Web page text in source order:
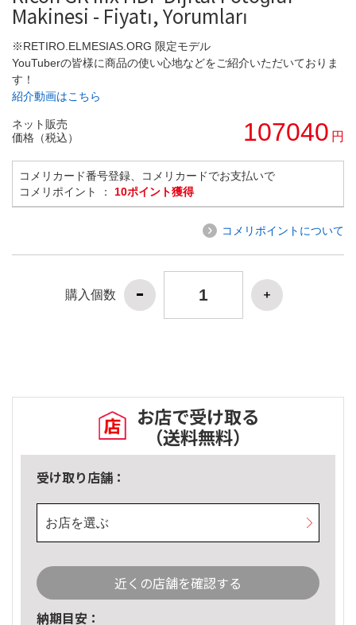
Makinesi - Fiyatı, Yorumları
※RETIRO.ELMESIAS.ORG 限定モデル
YouTuberの皆様に商品の使い心地などをご紹介いただいておりま
す！
紹介動画はこちら
ネット販売
価格（税込）
107040 円
コメリカード番号登録、コメリカードでお支払いで
コメリポイント ： 10ポイント獲得
コメリポイントについて
購入個数
お店で受け取る
（送料無料）
受け取り店舗：
お店を選ぶ
近くの店舗を確認する
納期目安：